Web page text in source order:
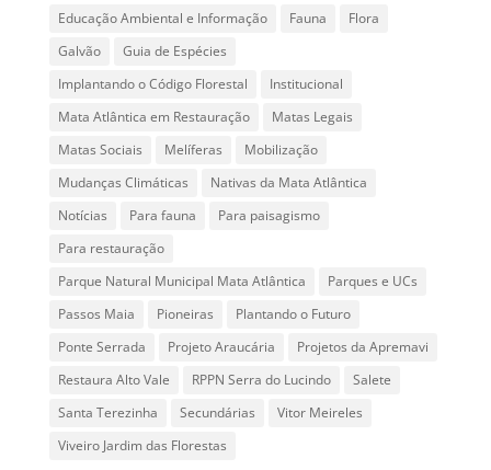
Educação Ambiental e Informação
Fauna
Flora
Galvão
Guia de Espécies
Implantando o Código Florestal
Institucional
Mata Atlântica em Restauração
Matas Legais
Matas Sociais
Melíferas
Mobilização
Mudanças Climáticas
Nativas da Mata Atlântica
Notícias
Para fauna
Para paisagismo
Para restauração
Parque Natural Municipal Mata Atlântica
Parques e UCs
Passos Maia
Pioneiras
Plantando o Futuro
Ponte Serrada
Projeto Araucária
Projetos da Apremavi
Restaura Alto Vale
RPPN Serra do Lucindo
Salete
Santa Terezinha
Secundárias
Vitor Meireles
Viveiro Jardim das Florestas